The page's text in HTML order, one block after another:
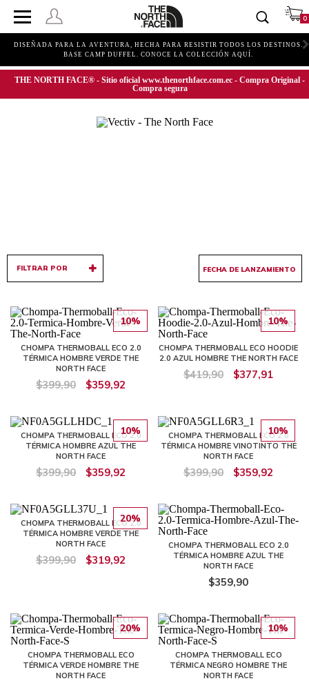
0
DISEÑADA PARA LA AVENTURA, HECHA PARA RESISTIR TODOS LOS DESTINOS.
BASE CAMP DUFFEL. CONOCE LA COLECCIÓN AQUÍ.
THE NORTH FACE® - Sitio oficial www.thenorthface.com.ec - Compra Original -
Compra segura
FILTRAR POR
10%
CHOMPA THERMOBALL ECO 2.0
TÉRMICA HOMBRE VERDE THE
NORTH FACE
$399,90 $359,92
10%
CHOMPA THERMOBALL ECO HOODIE
2.0 AZUL HOMBRE THE NORTH FACE
$419,90 $377,91
10%
CHOMPA THERMOBALL ECO 2.0
TÉRMICA HOMBRE AZUL THE
NORTH FACE
$399,90 $359,92
10%
CHOMPA THERMOBALL ECO 2.0
TÉRMICA HOMBRE VINOTINTO THE
NORTH FACE
$399,90 $359,92
20%
CHOMPA THERMOBALL ECO 2.0
TÉRMICA HOMBRE VERDE THE
NORTH FACE
$399,90 $319,92
CHOMPA THERMOBALL ECO 2.0
TÉRMICA HOMBRE AZUL THE
NORTH FACE
$359,90
20%
CHOMPA THERMOBALL ECO
TÉRMICA VERDE HOMBRE THE
NORTH FACE
10%
CHOMPA THERMOBALL ECO
TÉRMICA NEGRO HOMBRE THE
NORTH FACE